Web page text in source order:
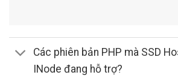
Các phiên bản PHP mà SSD
INode đang hỗ trợ?